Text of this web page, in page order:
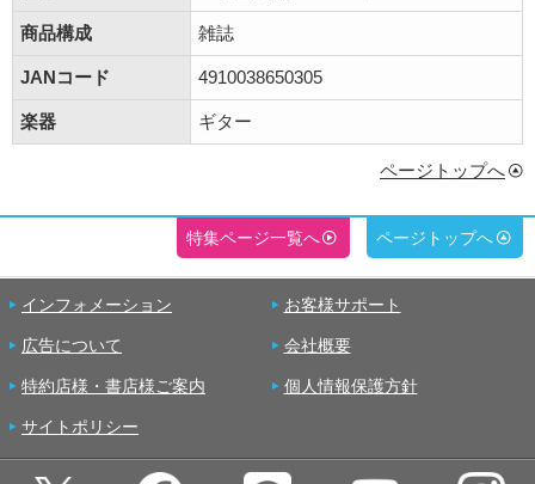
商品構成 雑誌
JANコード 4910038650305
楽器 ギター
ページトップへ
特集ページ一覧へ ページトップへ
インフォメーション お客様サポート
広告について 会社概要
特約店様・書店様ご案内 個人情報保護方針
サイトポリシー